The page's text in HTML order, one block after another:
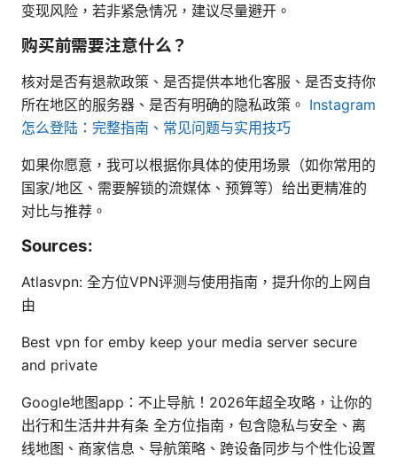
变现风险，若非紧急情况，建议尽量避开。
购买前需要注意什么？
核对是否有退款政策、是否提供本地化客服、是否支持你
所在地区的服务器、是否有明确的隐私政策。 Instagram
怎么登陆：完整指南、常见问题与实用技巧
如果你愿意，我可以根据你具体的使用场景（如你常用的
国家/地区、需要解锁的流媒体、预算等）给出更精准的
对比与推荐。
Sources:
Atlasvpn: 全方位VPN评测与使用指南，提升你的上网自
由
Best vpn for emby keep your media server secure
and private
Google地图app：不止导航！2026年超全攻略，让你的
出行和生活井井有条 全方位指南，包含隐私与安全、离
线地图、商家信息、导航策略、跨设备同步与个性化设置